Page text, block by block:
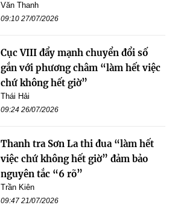
Văn Thanh
09:10 27/07/2026
Cục VIII đẩy mạnh chuyển đổi số
gắn với phương châm “làm hết việc
chứ không hết giờ”
Thái Hải
09:24 26/07/2026
Thanh tra Sơn La thi đua “làm hết
việc chứ không hết giờ” đảm bảo
nguyên tắc “6 rõ”
Trần Kiên
09:47 21/07/2026